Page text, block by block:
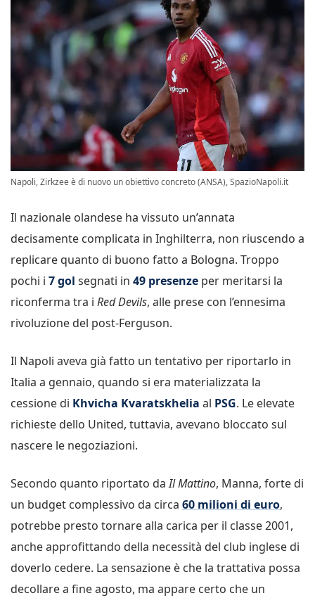
Napoli, Zirkzee è di nuovo un obiettivo concreto (ANSA), SpazioNapoli.it
Il nazionale olandese ha vissuto un’annata
decisamente complicata in Inghilterra, non riuscendo a
replicare quanto di buono fatto a Bologna. Troppo
pochi i 7 gol segnati in 49 presenze per meritarsi la
riconferma tra i Red Devils, alle prese con l’ennesima
rivoluzione del post-Ferguson.
Il Napoli aveva già fatto un tentativo per riportarlo in
Italia a gennaio, quando si era materializzata la
cessione di Khvicha Kvaratskhelia al PSG. Le elevate
richieste dello United, tuttavia, avevano bloccato sul
nascere le negoziazioni.
Secondo quanto riportato daIl Mattino, Manna, forte di
un budget complessivo da circa 60 milioni di euro,
potrebbe presto tornare alla carica per il classe 2001,
anche approfittando della necessità del club inglese di
doverlo cedere. La sensazione è che la trattativa possa
decollare a fine agosto, ma appare certo che un